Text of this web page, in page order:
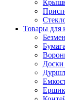
Товары для
Доски